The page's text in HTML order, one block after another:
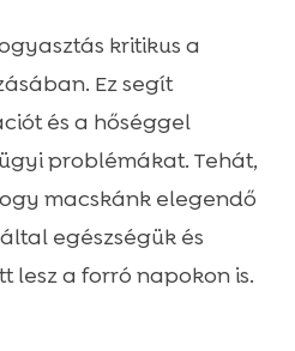
kritikus a
Ez segít
és a hőséggel
problémákat. Tehát,
macskánk elegendő
egészségük és
lesz a forró napokon is.